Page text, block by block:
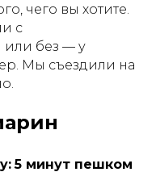
чего вы хотите.
с
или без — у
Мы съездили на
5 минут пешком